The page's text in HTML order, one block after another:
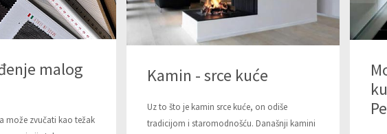
malog
može zvučati kao težak
Kamin - srce kuće
Uz to što je kamin srce kuće, on odiše
tradicijom i staromodnošću. Današnji kamini